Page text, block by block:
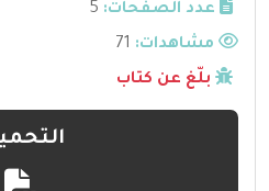
عدد الصفحات: 5
مشاهدات:
بلّغ عن كتاب